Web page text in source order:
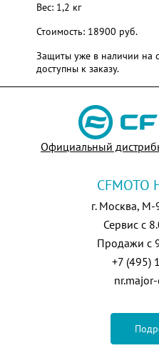
Вес: 1,2 кг
Стоимость: 18900 руб.
Защиты уже в наличии на
доступны к заказу.
Официальный
CFMOTO
г. Москва, М-
Сервис с
Продажи с
+7 (495)